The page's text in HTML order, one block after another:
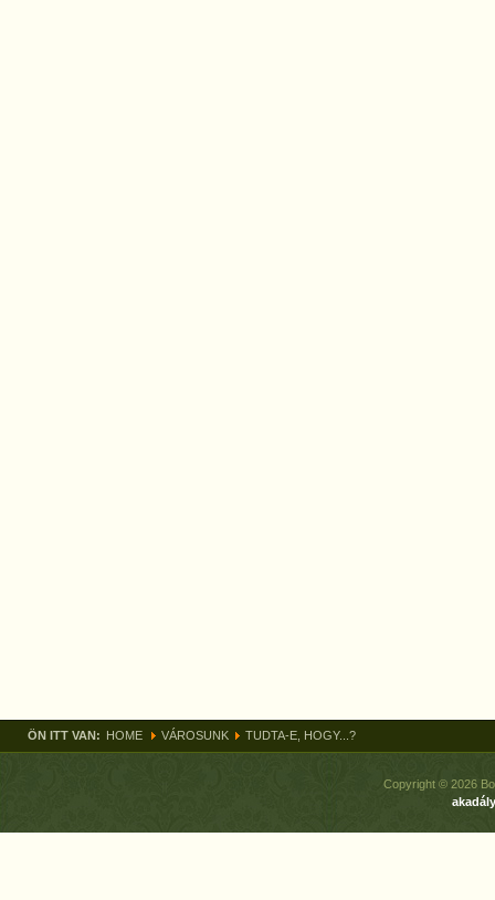
ÖN ITT VAN: HOME VÁROSUNK TUDTA-E, HOGY...?
Copyright © 2026